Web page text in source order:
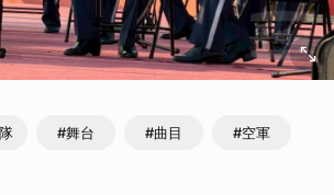
#舞台 #曲目 #空軍